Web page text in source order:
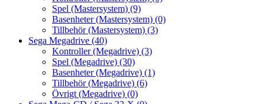
Spel (Mastersystem) (9)
Basenheter (Mastersystem) (0)
Tillbehör (Mastersystem) (3)
Sega Megadrive (40)
Kontroller (Megadrive) (3)
Spel (Megadrive) (30)
Basenheter (Megadrive) (1)
Tillbehör (Megadrive) (6)
Övrigt (Megadrive) (0)